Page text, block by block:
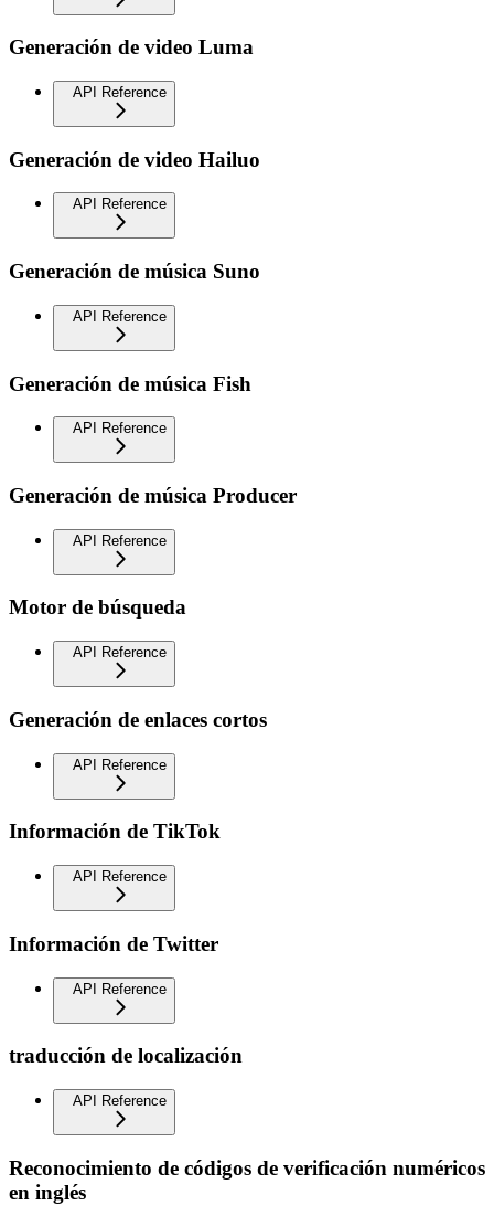
Generación de video Luma
API Reference
Generación de video Hailuo
API Reference
Generación de música Suno
API Reference
Generación de música Fish
API Reference
Generación de música Producer
API Reference
Motor de búsqueda
API Reference
Generación de enlaces cortos
API Reference
Información de TikTok
API Reference
Información de Twitter
API Reference
traducción de localización
API Reference
Reconocimiento de códigos de verificación numéricos
en inglés